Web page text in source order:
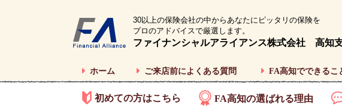
30以上の保険会社の中からあなたにピッタリの保険を
プロのアドバイスで厳選します。
ファイナンシャルアライアンス株式会社 高知
ホーム ご来店前によくある質問 FA高知でできるこ
初めての方はこちら FA高知の選ばれる理由